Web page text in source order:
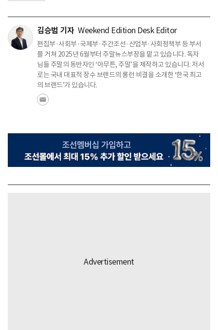
김승범 기자 Weekend Edition Desk Editor
편집부·사회부·국제부·주간조선·산업부·사회정책부 등 부서
를 거쳐 2025년 6월부터 주말뉴스부장을 맡고 있습니다. 독자
님들 주말의 동반자인 ‘아무튼, 주말’을 제작하고 있습니다. 저서
로는 국내 대표적 장수 브랜드의 롱런 비결을 소개한 ‘한국 최고
의 브랜드’가 있습니다.